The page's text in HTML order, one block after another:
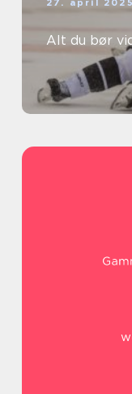
27. april 2025
Alt du bør